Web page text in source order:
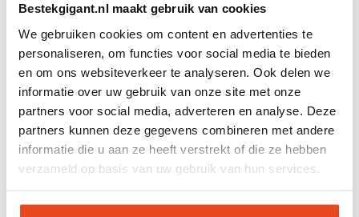
Bestekgigant.nl maakt gebruik van cookies
We gebruiken cookies om content en advertenties te
personaliseren, om functies voor social media te bieden
en om ons websiteverkeer te analyseren. Ook delen we
informatie over uw gebruik van onze site met onze
partners voor social media, adverteren en analyse. Deze
partners kunnen deze gegevens combineren met andere
informatie die u aan ze heeft verstrekt of die ze hebben
verzameld op basis van uw gebruik van hun services.
Materiaal: RVS 18/0
Kleur: zilver
Aantal: 12 stuks
Geschikt voor: koffie, thee en desserts
Waarom kiezen voor deze koffielepels set?
Ideaal voor koffie, thee en desserts
Set van 12 lepels
Gemaakt van duurzaam RVS 18/0